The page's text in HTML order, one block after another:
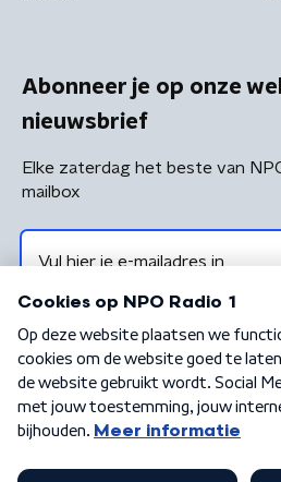
Abonneer je op onze
nieuwsbrief
Elke zaterdag het beste van
mailbox
Algemene voorwaarden